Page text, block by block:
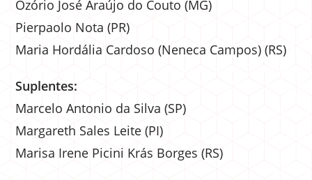
Ozório José Araújo do Couto (MG)
Pierpaolo Nota (PR)
Maria Hordália Cardoso (Neneca Campos) (RS)
Suplentes:
Marcelo Antonio da Silva (SP)
Margareth Sales Leite (PI)
Marisa Irene Picini Krás Borges (RS)